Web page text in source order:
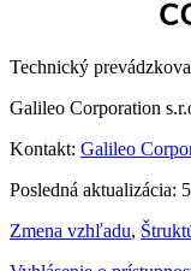
Technický
Galileo Corporation
Kontakt: Galileo
Posledná aktualizácia:
Zmena vzhľadu,